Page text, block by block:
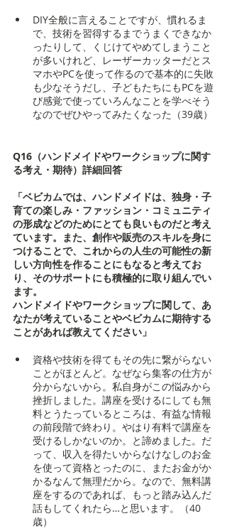
DIY全般に言えることですが、慣れるま
で、技術を習得するまでうまくできなか
ったりして、くじけてやめてしまうこと
が多いけれど、レーザーカッターだとス
マホやPCを使って作るので基本的に失敗
も少なそうだし、子どもたちにもPCを遊
び感覚で使っていろんなことを学べそう
なのでぜひやってみたくなった（39歳）
Q16（ハンドメイドやワークショップに関す
る考え・期待）詳細回答
「ベビカムでは、ハンドメイドは、独身・子
育ての楽しみ・ファッション・コミュニティ
の形成などのためにとても良いものだと考え
ています。また、創作や販売のスキルを身に
つけることで、これからの人生の可能性の新
しい方向性を作ることにもなると考えてお
り、そのサポートにも積極的に取り組んでい
ます。
ハンドメイドやワークショップに関して、あ
なたが考えていることやベビカムに期待する
ことがあれば教えてください」
資格や技術を得てもその先に繋がらない
ことがほとんど。なぜなら集客の仕方が
分からないから。私自身がこの悩みから
挫折しました。講座を受けるにしても無
料とうたっているところは、有益な情報
の前段階で終わり。やはり有料で講座を
受けるしかないのか。と諦めました。だ
って、収入を得たいからなけなしのお金
を使って資格とったのに、またお金がか
かるなんて無理だから。なので、無料講
座をするのであれば、もっと踏み込んだ
話もしてくれたら…と思います。（40
歳）